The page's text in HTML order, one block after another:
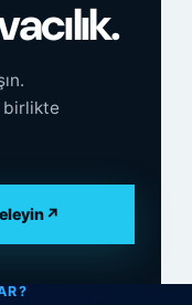
birlikte
↗